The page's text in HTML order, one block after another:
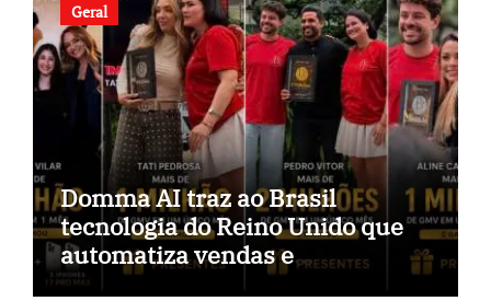
Geral
Domma AI traz ao Brasil
tecnologia do Reino Unido que
automatiza vendas e
inteligência no TikTok Shop